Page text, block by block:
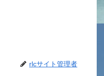
rlcサイト管理者